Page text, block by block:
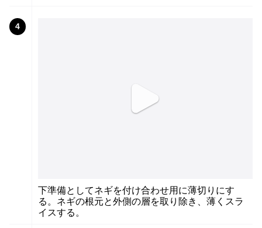
4
下準備としてネギを付け合わせ用に薄切りにす
る。ネギの根元と外側の層を取り除き、薄くスラ
イスする。